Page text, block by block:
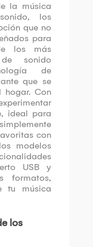
la música
los
que no
para
los más
sonido
de
que se
hogar. Con
ideal para
con
modelos
USB y
formatos,
tu música
los